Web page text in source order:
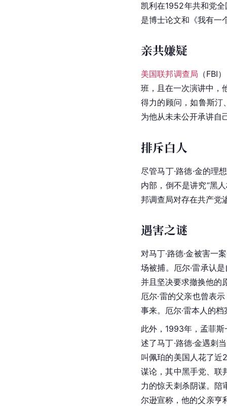
凯利在1952年共和党全
是博士论文和《我有一
亲共嫌疑
美国联邦调查局 （FBI
班，且在一次演讲中，
得力的顾问，如鲁斯汀
为他从未未公开承讲自
排斥白人
尽管马丁·路德·金的理
内部，倒不是讲究“黑
邦调查局对存在共产党
遇害之谜
对马丁·路德·金被害一
场被捕。
厄尔·雷承认
并且坚决要求撤换他的
厄尔·雷的父亲也曾表
事来。 厄尔·雷本人的档
此外，1993年，孟菲斯
述了马丁·路德·金遇刺
叫佩珀的美国人花了近
谋论，其中黑手党、联
力的惊天刺杀阴谋。陪
尔逊宣称，他的父亲亨